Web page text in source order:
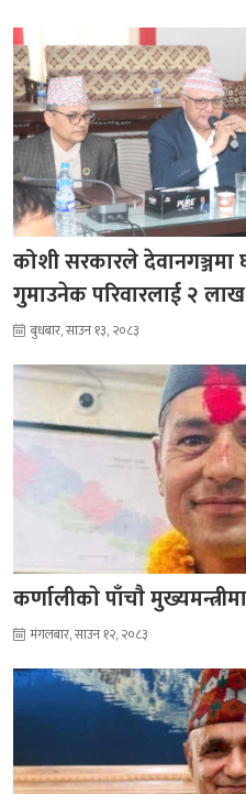
कोशी सरकारले देवानगञ्जमा
गुमाउनेक परिवारलाई २
बुधबार, साउन १३, २०८३
कर्णालीकाे पाँचाै
मंगलबार, साउन १२, २०८३